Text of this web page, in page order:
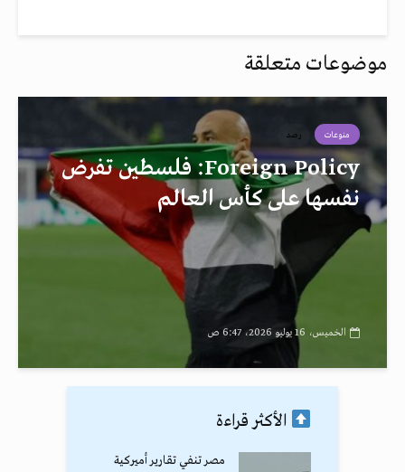
موضوعات متعلقة
منوعات رصد
Foreign Policy: فلسطين تفرض
نفسها على كأس العالم
الخميس، 16 يوليو 2026، 6:47 ص
الأكثر قراءة
مصر تنفي تقارير أميركية